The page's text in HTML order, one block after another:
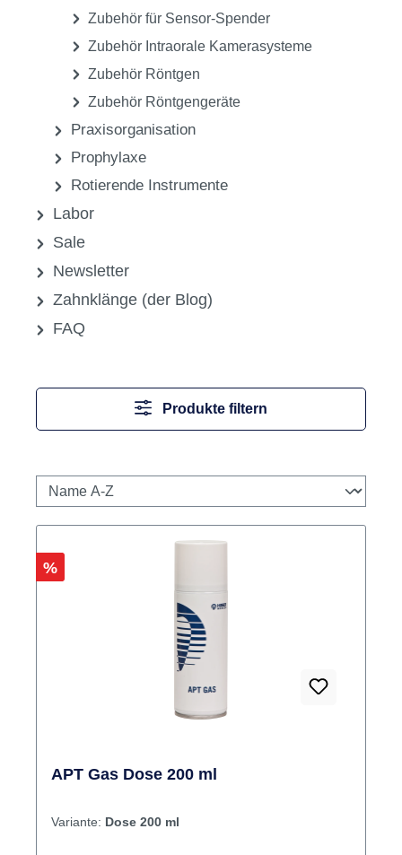
Zubehör für Sensor-Spender
Zubehör Intraorale Kamerasysteme
Zubehör Röntgen
Zubehör Röntgengeräte
Praxisorganisation
Prophylaxe
Rotierende Instrumente
Labor
Sale
Newsletter
Zahnklänge (der Blog)
FAQ
Produkte filtern
Rabatt
%
APT Gas Dose 200 ml
Variante: Dose 200 ml